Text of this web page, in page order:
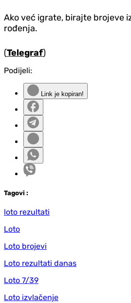
Ako već igrate, birajte brojeve
rođenja.
(Telegraf)
Podijeli:
Link je kopiran!
Tagovi :
loto rezultati
Loto
Loto brojevi
Loto rezultati danas
Loto 7/39
Loto izvlačenje